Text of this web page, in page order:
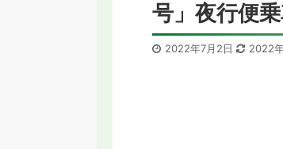
号」夜行便
2022年7月2日 2022